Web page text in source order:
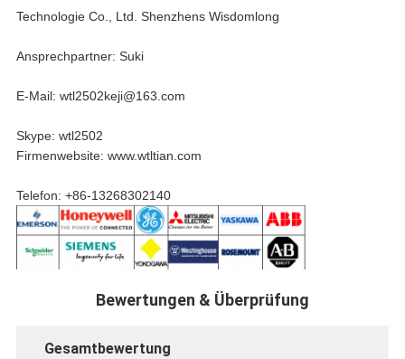
Technologie Co., Ltd. Shenzhens Wisdomlong
Ansprechpartner: Suki
E-Mail: wtl2502keji@163.com
Skype: wtl2502
Firmenwebsite: www.wtltian.com
Telefon: +86-13268302140
Bewertungen & Überprüfung
Gesamtbewertung